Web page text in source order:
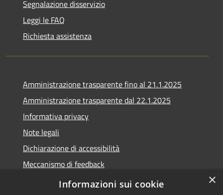
Segnalazione disservizio
Leggi le FAQ
Richiesta assistenza
Amministrazione trasparente fino al 21.1.2025
Amministrazione trasparente dal 22.1.2025
Informativa privacy
Note legali
Dichiarazione di accessibilità
Meccanismo di feedback
Whistleblowing
×
Informazioni sui cookie